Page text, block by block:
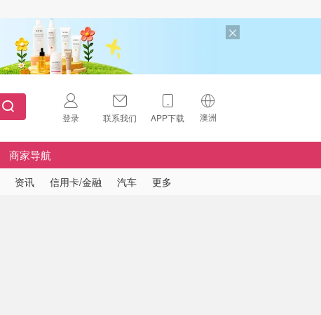
登录 联系我们 APP下载 澳洲
🇺🇸
🇨🇳中国
商家导航
资讯 信用卡/金融 汽车 更多